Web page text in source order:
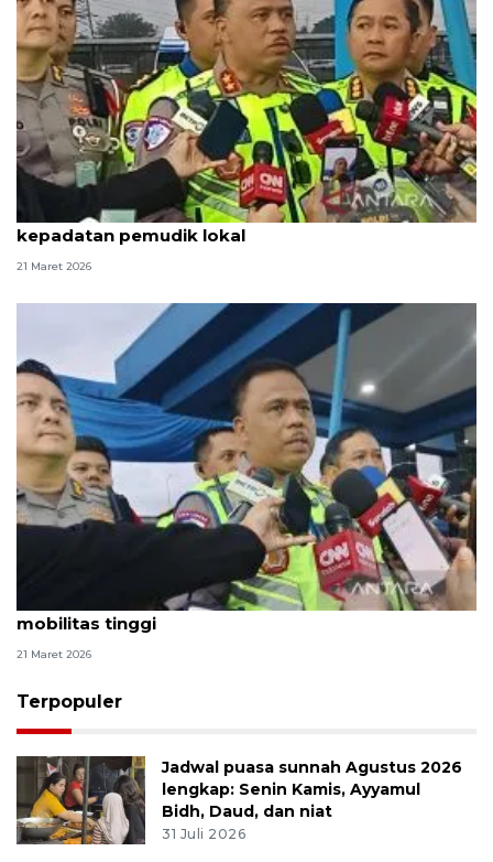
Korlantas Polri siapkan langkah antisipasi
kepadatan pemudik lokal
21 Maret 2026
Korlantas: Lalu lintas saat Lebaran terkendali meski
mobilitas tinggi
21 Maret 2026
Terpopuler
Jadwal puasa sunnah Agustus 2026
lengkap: Senin Kamis, Ayyamul
Bidh, Daud, dan niat
31 Juli 2026